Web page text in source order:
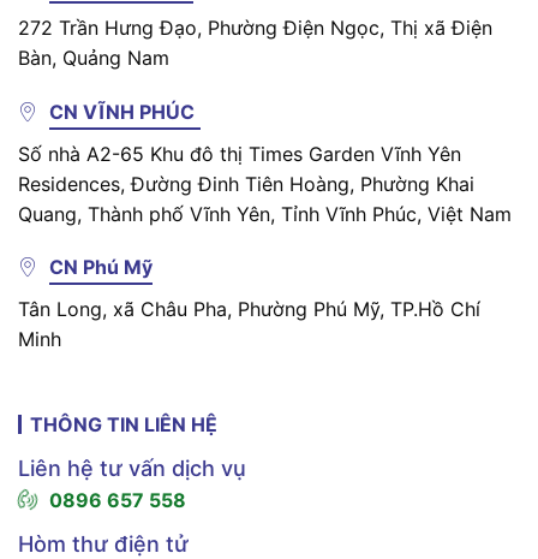
272 Trần Hưng Đạo, Phường Điện Ngọc, Thị xã Điện
Bàn, Quảng Nam
CN VĨNH PHÚC
Số nhà A2-65 Khu đô thị Times Garden Vĩnh Yên
Residences, Đường Đinh Tiên Hoàng, Phường Khai
Quang, Thành phố Vĩnh Yên, Tỉnh Vĩnh Phúc, Việt Nam
CN Phú Mỹ
Tân Long, xã Châu Pha, Phường Phú Mỹ, TP.Hồ Chí
Minh
THÔNG TIN LIÊN HỆ
Liên hệ tư vấn dịch vụ
0896 657 558
Hòm thư điện tử